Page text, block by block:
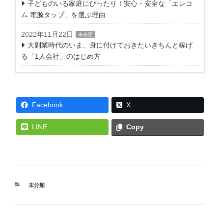
子どものいる家庭にぴったり！安心・安全な「エレコ
ム 電源タップ」を選ぶ理由
2022年11月22日 未分類
大副業時代のいま、身に付けておきたいきちんと稼げ
る「1人会社」のはじめ方
Facebook X
LINE Copy
カ
未分類